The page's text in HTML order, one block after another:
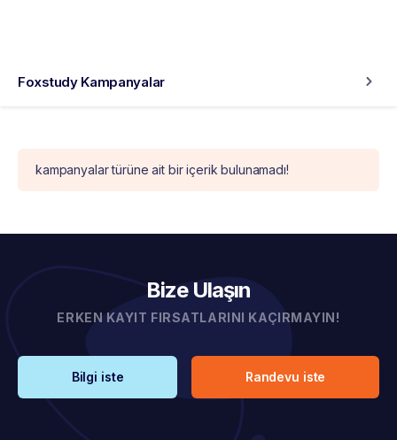
Foxstudy Kampanyalar
kampanyalar türüne ait bir içerik bulunamadı!
Bize Ulaşın
ERKEN KAYIT FIRSATLARINI KAÇIRMAYIN!
Bilgi iste Randevu iste